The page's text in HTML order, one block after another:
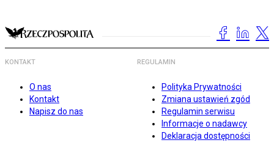
KONTAKT
O nas
Kontakt
Napisz do nas
REGULAMIN
Polityka Prywatności
Zmiana ustawień zgód
Regulamin serwisu
Informacje o nadawcy
Deklaracja dostępności